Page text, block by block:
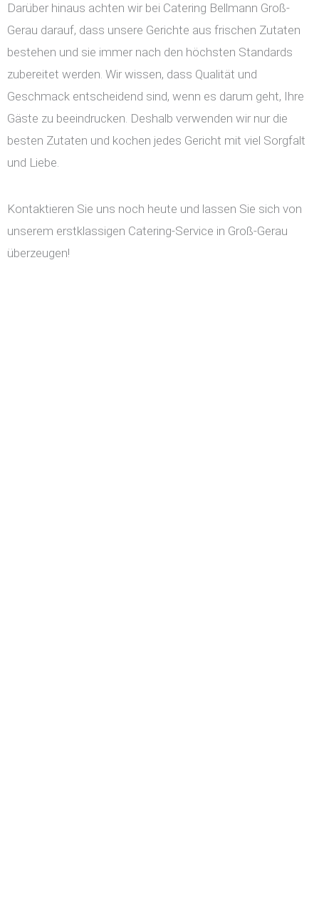
Darüber hinaus achten wir bei Catering Bellmann Groß-
Gerau darauf, dass unsere Gerichte aus frischen Zutaten
bestehen und sie immer nach den höchsten Standards
zubereitet werden. Wir wissen, dass Qualität und
Geschmack entscheidend sind, wenn es darum geht, Ihre
Gäste zu beeindrucken. Deshalb verwenden wir nur die
besten Zutaten und kochen jedes Gericht mit viel Sorgfalt
und Liebe.
Kontaktieren Sie uns noch heute und lassen Sie sich von
unserem erstklassigen Catering-Service in Groß-Gerau
überzeugen!